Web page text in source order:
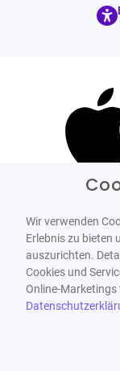
Wir verwenden
Erlebnis zu bieten
auszurichten.
Cookies und
Online-Marketings